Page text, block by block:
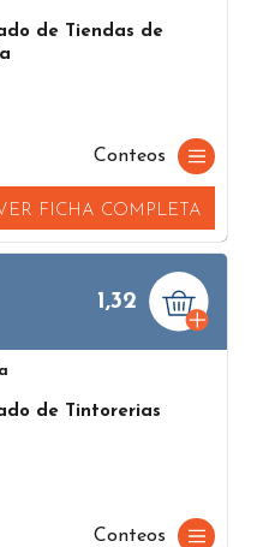
de Tiendas de
Conteos
FICHA COMPLETA
1,32
de Tintorerias
Conteos